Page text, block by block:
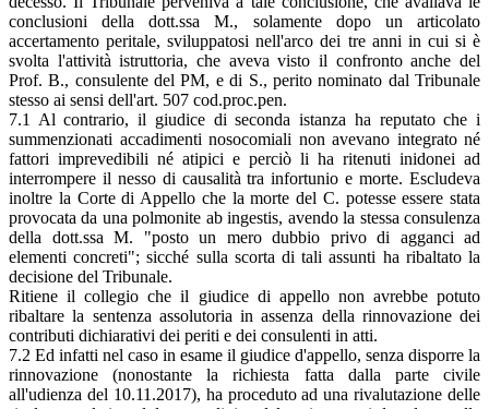
conclusioni della dott.ssa M., solamente dopo un articolato
accertamento peritale, sviluppatosi nell'arco dei tre anni in cui si è
svolta l'attività istruttoria, che aveva visto il confronto anche del
Prof. B., consulente del PM, e di S., perito nominato dal Tribunale
stesso ai sensi dell'art. 507 cod.proc.pen.
7.1 Al contrario, il giudice di seconda istanza ha reputato che i
summenzionati accadimenti nosocomiali non avevano integrato né
fattori imprevedibili né atipici e perciò li ha ritenuti inidonei ad
interrompere il nesso di causalità tra infortunio e morte. Escludeva
inoltre la Corte di Appello che la morte del C. potesse essere stata
provocata da una polmonite ab ingestis, avendo la stessa consulenza
della dott.ssa M. "posto un mero dubbio privo di agganci ad
elementi concreti"; sicché sulla scorta di tali assunti ha ribaltato la
decisione del Tribunale.
Ritiene il collegio che il giudice di appello non avrebbe potuto
ribaltare la sentenza assolutoria in assenza della rinnovazione dei
contributi dichiarativi dei periti e dei consulenti in atti.
7.2 Ed infatti nel caso in esame il giudice d'appello, senza disporre la
rinnovazione (nonostante la richiesta fatta dalla parte civile
all'udienza del 10.11.2017), ha proceduto ad una rivalutazione delle